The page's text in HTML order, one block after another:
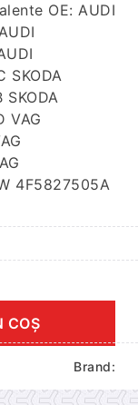
OE: AUDI
SKODA
VAG
4F5827505A
COȘ
Brand: